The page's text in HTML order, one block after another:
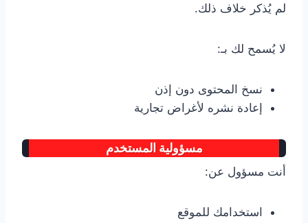
لم يُذكر خلاف ذلك.
لا يُسمح لك بـ:
نسخ المحتوى دون إذن
إعادة نشره لأغراض تجارية
مسؤولية المستخدم
أنت مسؤول عن:
استخدامك للموقع